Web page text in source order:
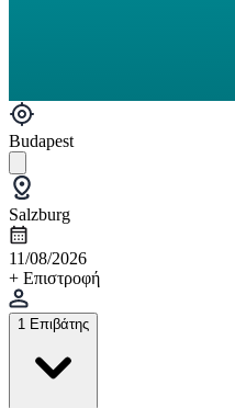
Budapest
Salzburg
11/08/2026
+ Επιστροφή
1 Επιβάτης